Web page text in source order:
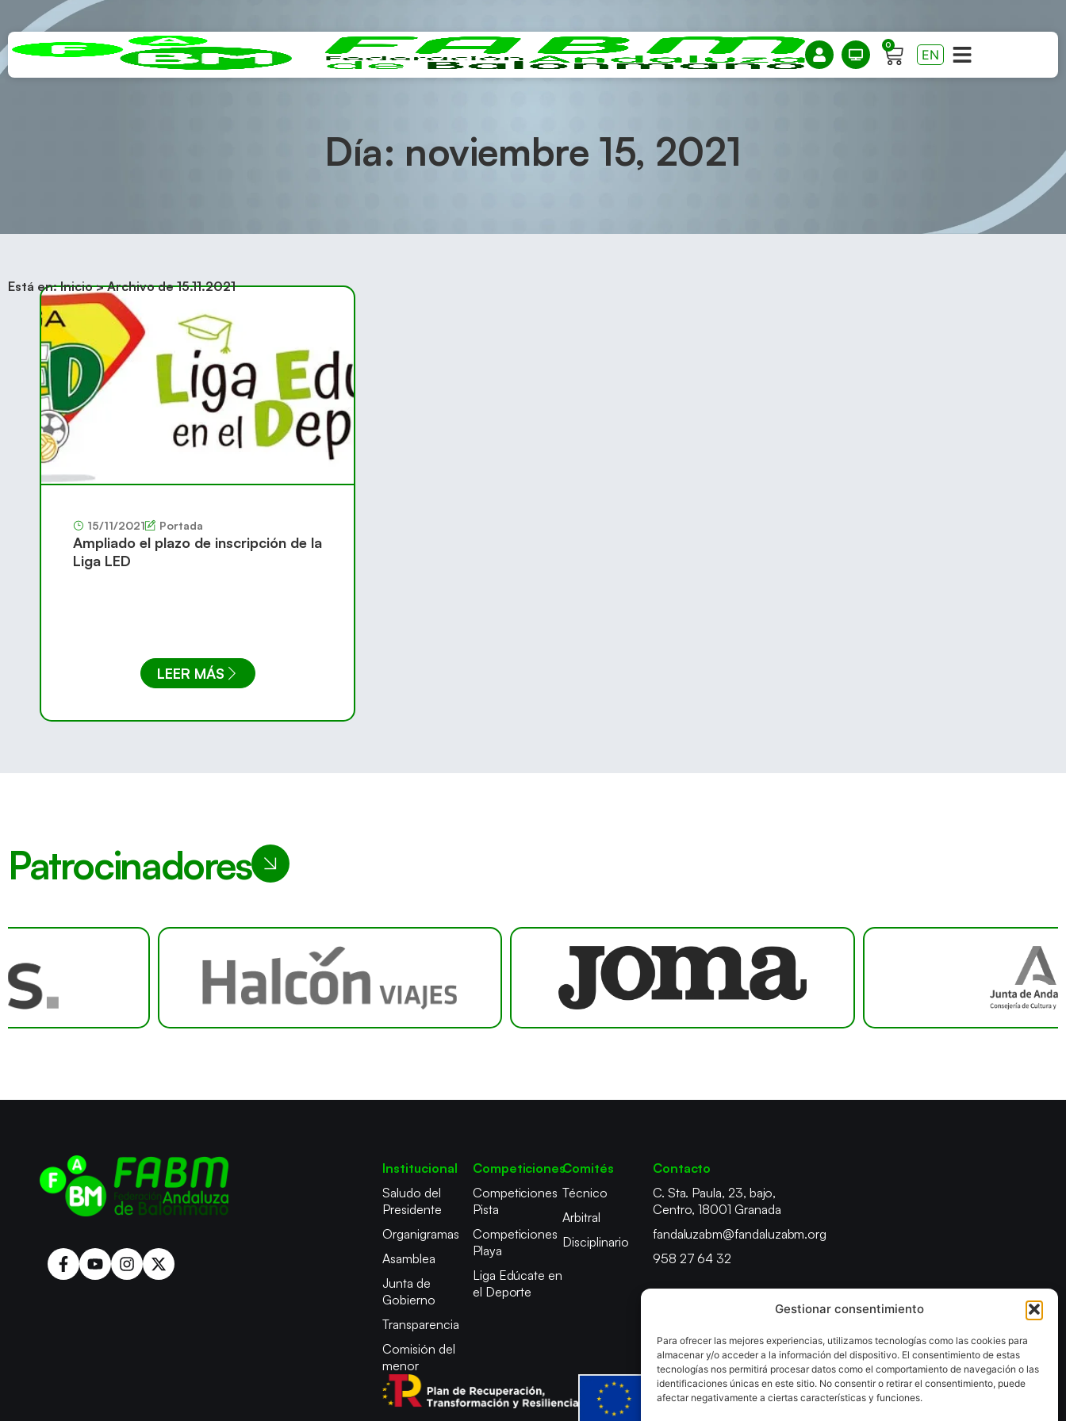
Gestionar consentimiento
Para ofrecer las mejores experiencias, utilizamos tecnologías como las cookies para
almacenar y/o acceder a la información del dispositivo. El consentimiento de estas
tecnologías nos permitirá procesar datos como el comportamiento de navegación o las
identificaciones únicas en este sitio. No consentir o retirar el consentimiento, puede
afectar negativamente a ciertas características y funciones.
Está en:Inicio>Archivo de 15.11.2021
0
EN
Día: noviembre 15, 2021
15/11/2021 Portada
Ampliado el plazo de inscripción de la
Liga LED
LEER MÁS
Patrocinadores
Institucional
Saludo del
Presidente
Organigramas
Asamblea
Junta de
Gobierno
Transparencia
Comisión del
menor
Competiciones
Competiciones
Pista
Competiciones
Playa
Liga Edúcate en
el Deporte
Comités
Técnico
Arbitral
Disciplinario
Contacto
C. Sta. Paula, 23, bajo,
Centro, 18001 Granada
fandaluzabm@fandaluzabm.org
958 27 64 32